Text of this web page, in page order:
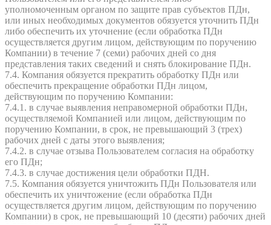
уполномоченным органом по защите прав субъектов ПДн,
или иных необходимых документов обязуется уточнить ПДн
либо обеспечить их уточнение (если обработка ПДн
осуществляется другим лицом, действующим по поручению
Компании) в течение 7 (семи) рабочих дней со дня
представления таких сведений и снять блокирование ПДн.
7.4. Компания обязуется прекратить обработку ПДн или
обеспечить прекращение обработки ПДн лицом,
действующим по поручению Компании:
7.4.1. в случае выявления неправомерной обработки ПДн,
осуществляемой Компанией или лицом, действующим по
поручению Компании, в срок, не превышающий 3 (трех)
рабочих дней с даты этого выявления;
7.4.2. в случае отзыва Пользователем согласия на обработку
его ПДн;
7.4.3. в случае достижения цели обработки ПДН.
7.5. Компания обязуется уничтожить ПДн Пользователя или
обеспечить их уничтожение (если обработка ПДн
осуществляется другим лицом, действующим по поручению
Компании) в срок, не превышающий 10 (десяти) рабочих дней